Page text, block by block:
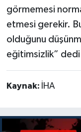
görmemesi
etmesi gerekir.
olduğunu
eğitimsizlik”
Kaynak: İHA